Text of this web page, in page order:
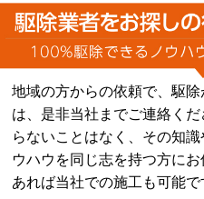
地域の方からの依頼で、駆
は、是非当社までご連絡く
らないことはなく、その知
ウハウを同じ志を持つ方に
あれば当社での施工も可能で